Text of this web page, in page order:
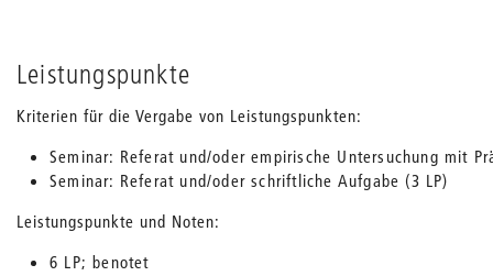
Leistungspunkte
Kriterien für die Vergabe von Leistungspunkten:
Seminar: Referat und/oder empirische Untersuchung mit
Seminar: Referat und/oder schriftliche Aufgabe (3 LP)
Leistungspunkte und Noten:
6 LP; benotet